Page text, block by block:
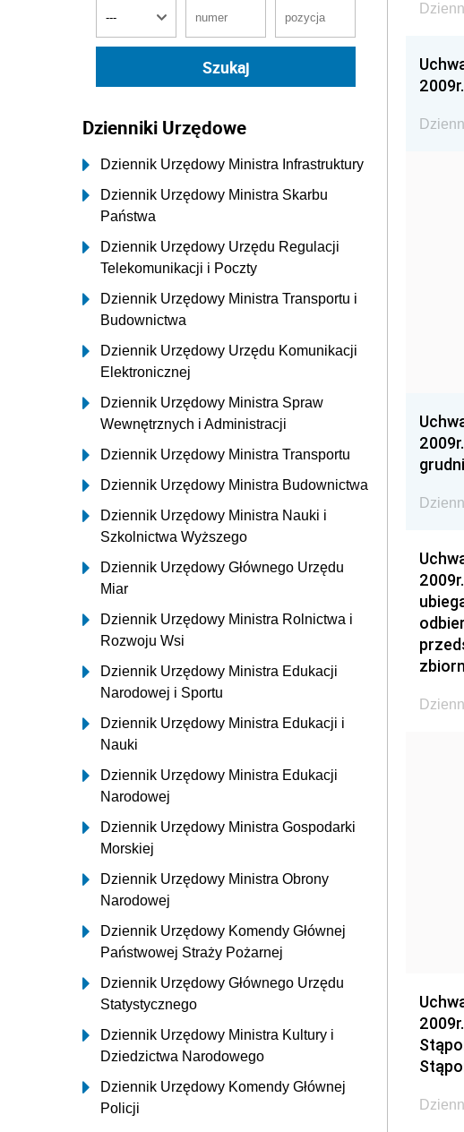
Dzienniki Urzędowe
Dziennik Urzędowy Ministra Infrastruktury
Dziennik Urzędowy Ministra Skarbu
Państwa
Dziennik Urzędowy Urzędu Regulacji
Telekomunikacji i Poczty
Dziennik Urzędowy Ministra Transportu i
Budownictwa
Dziennik Urzędowy Urzędu Komunikacji
Elektronicznej
Dziennik Urzędowy Ministra Spraw
Wewnętrznych i Administracji
Dziennik Urzędowy Ministra Transportu
Dziennik Urzędowy Ministra Budownictwa
Dziennik Urzędowy Ministra Nauki i
Szkolnictwa Wyższego
Dziennik Urzędowy Głównego Urzędu
Miar
Dziennik Urzędowy Ministra Rolnictwa i
Rozwoju Wsi
Dziennik Urzędowy Ministra Edukacji
Narodowej i Sportu
Dziennik Urzędowy Ministra Edukacji i
Nauki
Dziennik Urzędowy Ministra Edukacji
Narodowej
Dziennik Urzędowy Ministra Gospodarki
Morskiej
Dziennik Urzędowy Ministra Obrony
Narodowej
Dziennik Urzędowy Komendy Głównej
Państwowej Straży Pożarnej
Dziennik Urzędowy Głównego Urzędu
Statystycznego
Dziennik Urzędowy Ministra Kultury i
Dziedzictwa Narodowego
Dziennik Urzędowy Komendy Głównej
Policji